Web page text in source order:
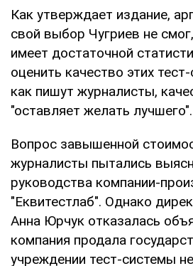
Как утверждает издание,
свой выбор Чугриев не
имеет достаточной
оценить качество этих
как пишут журналисты,
"оставляет желать лучшего".
Вопрос завышенной
журналисты пытались
руководства компании-
"Еквитестлаб". Однако
Анна Юрчук отказалась
компания продала
учреждении тест-системы